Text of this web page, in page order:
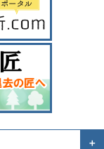
＋